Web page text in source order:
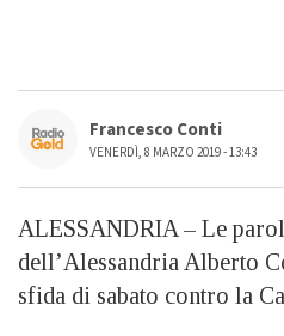
Francesco Conti
VENERDÌ, 8 MARZO 2019 - 13:43
ALESSANDRIA – Le
dell’Alessandria Alberto
sfida di sabato contro la